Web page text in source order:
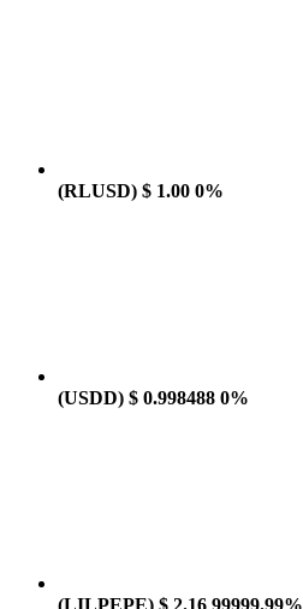
(RLUSD) $ 1.00 0%
(USDD) $ 0.998488 0%
(LILPEPE) $ 2.16 99999.99%